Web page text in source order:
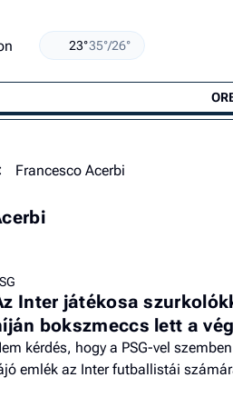
23°35°/26°
Francesco Acerbi
Inter játékosa
bokszmeccs lett a
kérdés, hogy a PSG-vel
emlék az Inter futballistái